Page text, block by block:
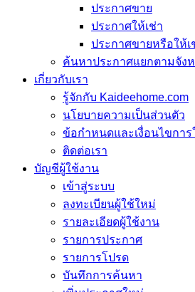
ประกาศขาย
ประกาศให้เช่า
ประกาศขายหรือให้เ
ค้นหาประกาศแยกตามจัง
เกี่ยวกับเรา
รู้จักกับ Kaideehome.com
นโยบายความเป็นส่วนตัว
ข้อกำหนดและเงื่อนไขการ
ติดต่อเรา
บัญชีผู้ใช้งาน
เข้าสู่ระบบ
ลงทะเบียนผู้ใช้ใหม่
รายละเอียดผู้ใช้งาน
รายการประกาศ
รายการโปรด
บันทึกการค้นหา